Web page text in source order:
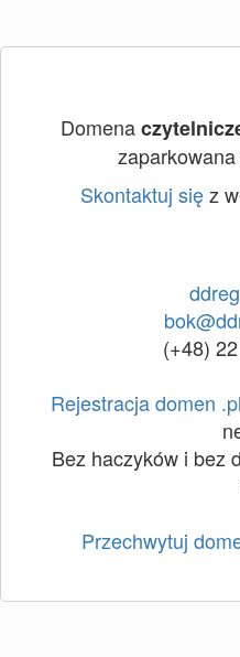
Domena
Skontaktuj sięz
(+48)
Rejestracja domen .pl
Bez haczyków i bez
Przechwytuj